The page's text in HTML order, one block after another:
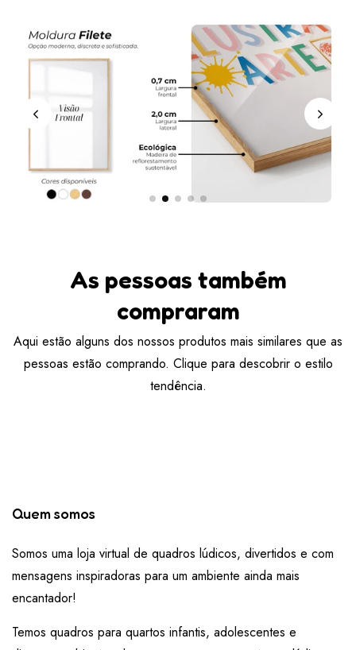
As pessoas também
compraram
Aqui estão alguns dos nossos produtos mais similares que as
pessoas estão comprando. Clique para descobrir o estilo
tendência.
Quem somos
Somos uma loja virtual de quadros lúdicos, divertidos e com
mensagens inspiradoras para um ambiente ainda mais
encantador!
Temos quadros para quartos infantis, adolescentes e